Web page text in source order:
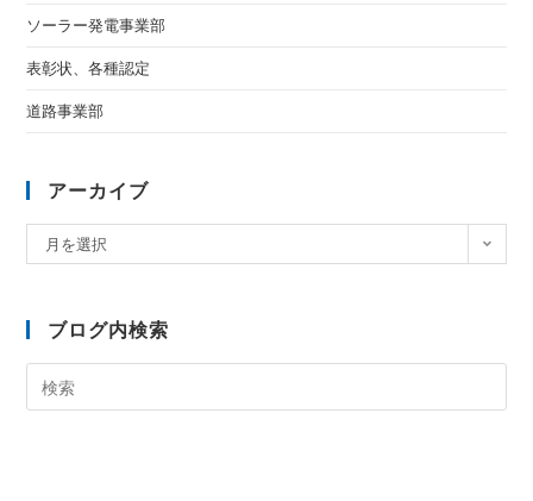
ソーラー発電事業部
表彰状、各種認定
道路事業部
アーカイブ
月を選択
ブログ内検索